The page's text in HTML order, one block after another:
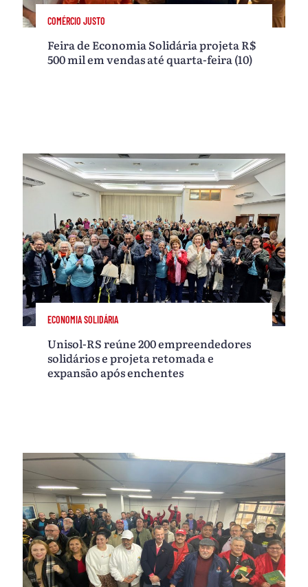
COMÉRCIO JUSTO
Feira de Economia Solidária projeta R$
500 mil em vendas até quarta-feira (10)
ECONOMIA SOLIDÁRIA
Unisol-RS reúne 200 empreendedores
solidários e projeta retomada e
expansão após enchentes